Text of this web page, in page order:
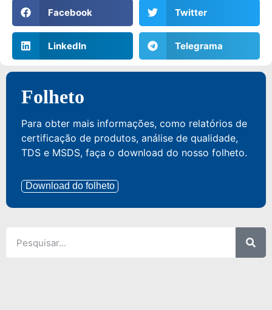
Facebook Twitter
LinkedIn Telegrama
Folheto
Para obter mais informações, como relatórios de
certificação de produtos, análise de qualidade,
TDS e MSDS, faça o download do nosso folheto.
Download do folheto